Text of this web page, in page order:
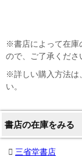
※書店によって在庫
ので、ご了承くださ
※詳しい購入方法は
い。
書店の在庫をみる
三省堂書店